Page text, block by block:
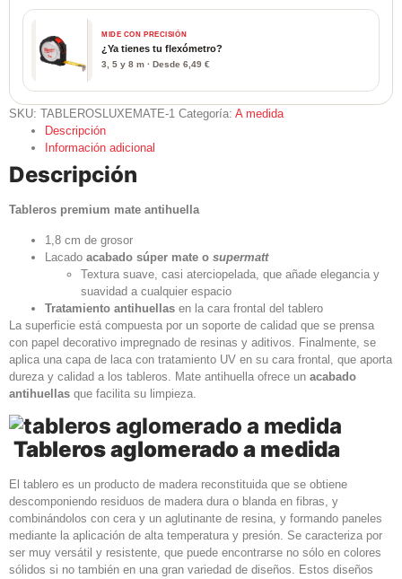
MIDE CON PRECISIÓN
¿Ya tienes tu flexómetro?
3, 5 y 8 m · Desde 6,49 €
SKU: TABLEROSLUXEMATE-1 Categoría: A medida
Descripción
Información adicional
Descripción
Tableros premium mate antihuella
1,8 cm de grosor
Lacado acabado súper mate o supermatt
Textura suave, casi aterciopelada, que añade elegancia y
suavidad a cualquier espacio
Tratamiento antihuellas en la cara frontal del tablero
La superficie está compuesta por un soporte de calidad que se prensa
con papel decorativo impregnado de resinas y aditivos. Finalmente, se
aplica una capa de laca con tratamiento UV en su cara frontal, que aporta
dureza y calidad a los tableros. Mate antihuella ofrece un acabado
antihuellas que facilita su limpieza.
Tableros aglomerado a medida
El tablero es un producto de madera reconstituida que se obtiene
descomponiendo residuos de madera dura o blanda en fibras, y
combinándolos con cera y un aglutinante de resina, y formando paneles
mediante la aplicación de alta temperatura y presión. Se caracteriza por
ser muy versátil y resistente, que puede encontrarse no sólo en colores
sólidos si no también en una gran variedad de diseños. Estos diseños